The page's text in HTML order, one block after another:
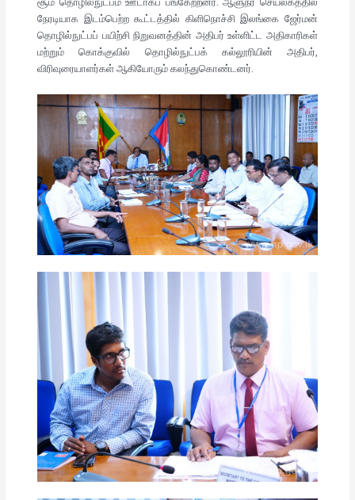
நேரடியாக இடம்பெற்ற கூட்டத்தில் கிளிநொச்சி இலங்கை ஜேர்மன்
தொழில்நுட்பப் பயிற்சி நிறுவனத்தின் அதிபர் உள்ளிட்ட அதிகாரிகள்
மற்றும் கொக்குவில் தொழில்நுட்பக் கல்லூரியின் அதிபர்,
விரிவுரையாளர்கள் ஆகியோரும் கலந்துகொண்டனர்.